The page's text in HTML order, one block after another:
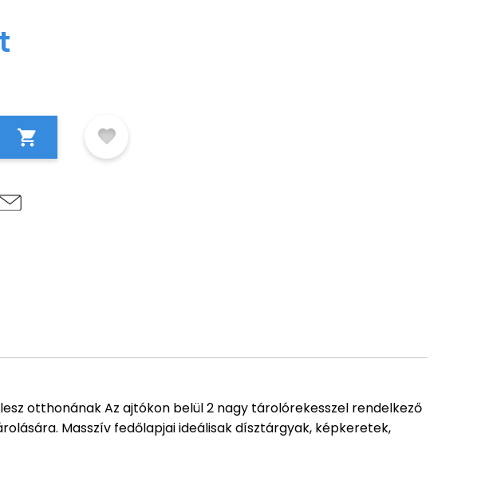
otthonának Az ajtókon belül 2 nagy tárolórekesszel rendelkező
Masszív fedőlapjai ideálisak dísztárgyak, képkeretek,